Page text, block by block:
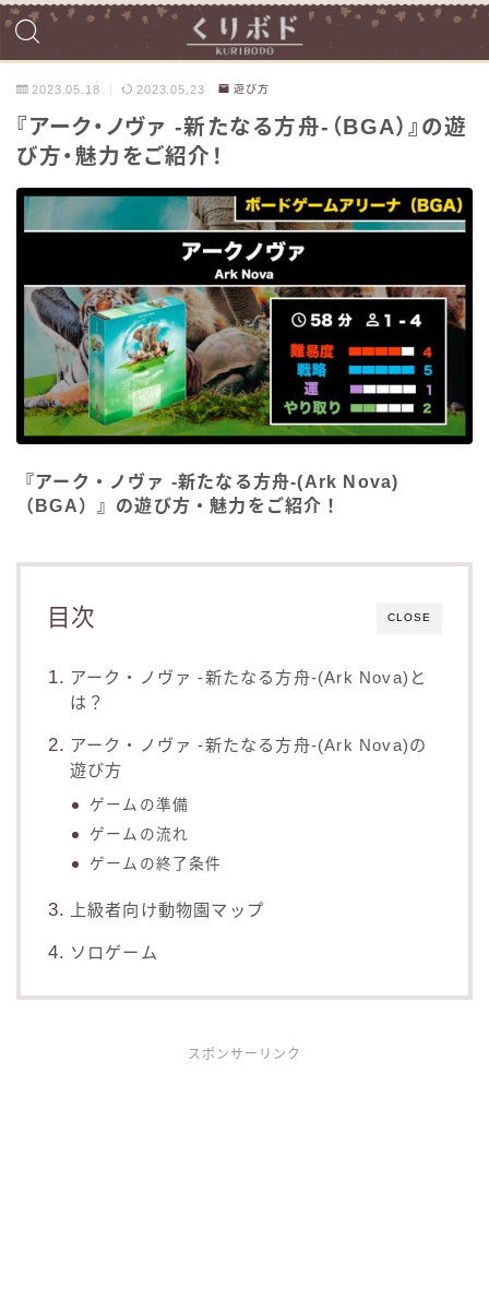
2023.05.18 2023.05.23 遊び方
『アーク・ノヴァ -新たなる方舟-（BGA）』の遊
び方・魅力をご紹介！
『アーク・ノヴァ -新たなる方舟-(Ark Nova)
（BGA）』の遊び方・魅力をご紹介！
CLOSE
目次
アーク・ノヴァ -新たなる方舟-(Ark Nova)と
は？
アーク・ノヴァ -新たなる方舟-(Ark Nova)の
遊び方
ゲームの準備
ゲームの流れ
ゲームの終了条件
上級者向け動物園マップ
ソロゲーム
スポンサーリンク